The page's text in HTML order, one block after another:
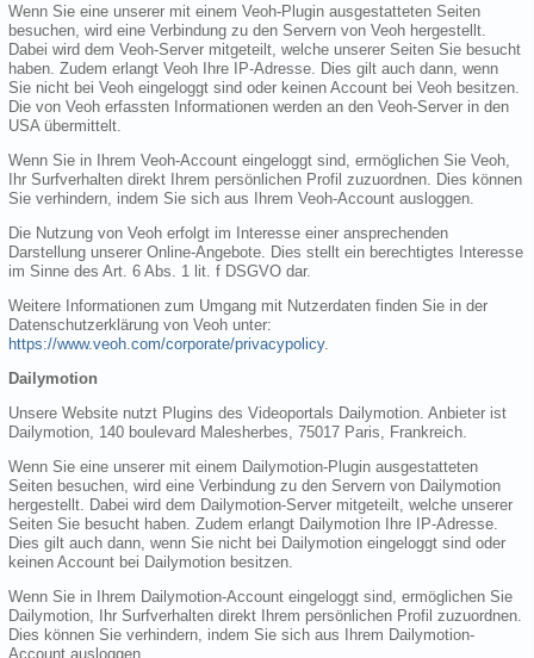
Wenn Sie eine unserer mit einem Veoh-Plugin ausgestatteten Seiten
besuchen, wird eine Verbindung zu den Servern von Veoh hergestellt.
Dabei wird dem Veoh-Server mitgeteilt, welche unserer Seiten Sie besucht
haben. Zudem erlangt Veoh Ihre IP-Adresse. Dies gilt auch dann, wenn
Sie nicht bei Veoh eingeloggt sind oder keinen Account bei Veoh besitzen.
Die von Veoh erfassten Informationen werden an den Veoh-Server in den
USA übermittelt.
Wenn Sie in Ihrem Veoh-Account eingeloggt sind, ermöglichen Sie Veoh,
Ihr Surfverhalten direkt Ihrem persönlichen Profil zuzuordnen. Dies können
Sie verhindern, indem Sie sich aus Ihrem Veoh-Account ausloggen.
Die Nutzung von Veoh erfolgt im Interesse einer ansprechenden
Darstellung unserer Online-Angebote. Dies stellt ein berechtigtes Interesse
im Sinne des Art. 6 Abs. 1 lit. f DSGVO dar.
Weitere Informationen zum Umgang mit Nutzerdaten finden Sie in der
Datenschutzerklärung von Veoh unter:
https://www.veoh.com/corporate/privacypolicy.
Dailymotion
Unsere Website nutzt Plugins des Videoportals Dailymotion. Anbieter ist
Dailymotion, 140 boulevard Malesherbes, 75017 Paris, Frankreich.
Wenn Sie eine unserer mit einem Dailymotion-Plugin ausgestatteten
Seiten besuchen, wird eine Verbindung zu den Servern von Dailymotion
hergestellt. Dabei wird dem Dailymotion-Server mitgeteilt, welche unserer
Seiten Sie besucht haben. Zudem erlangt Dailymotion Ihre IP-Adresse.
Dies gilt auch dann, wenn Sie nicht bei Dailymotion eingeloggt sind oder
keinen Account bei Dailymotion besitzen.
Wenn Sie in Ihrem Dailymotion-Account eingeloggt sind, ermöglichen Sie
Dailymotion, Ihr Surfverhalten direkt Ihrem persönlichen Profil zuzuordnen.
Dies können Sie verhindern, indem Sie sich aus Ihrem Dailymotion-
Account ausloggen.